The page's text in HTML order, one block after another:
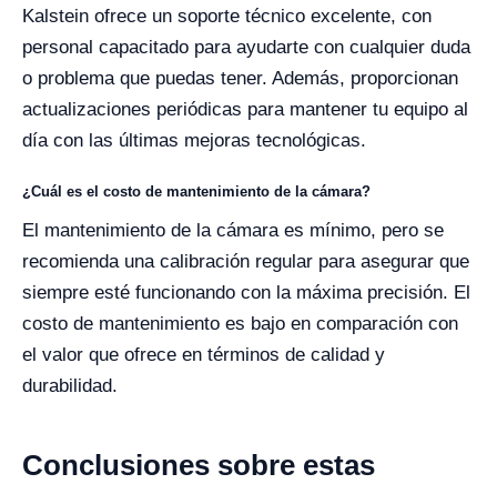
Kalstein ofrece un soporte técnico excelente, con
personal capacitado para ayudarte con cualquier duda
o problema que puedas tener. Además, proporcionan
actualizaciones periódicas para mantener tu equipo al
día con las últimas mejoras tecnológicas.
¿Cuál es el costo de mantenimiento de la cámara?
El mantenimiento de la cámara es mínimo, pero se
recomienda una calibración regular para asegurar que
siempre esté funcionando con la máxima precisión. El
costo de mantenimiento es bajo en comparación con
el valor que ofrece en términos de calidad y
durabilidad.
Conclusiones sobre estas